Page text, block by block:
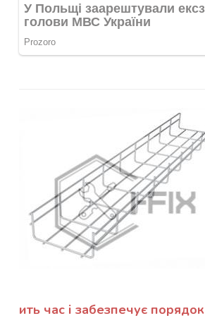
ить час і забезпечує порядок